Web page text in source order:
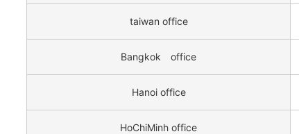
taiwan office
Bangkok office
Hanoi office
HoChiMinh office